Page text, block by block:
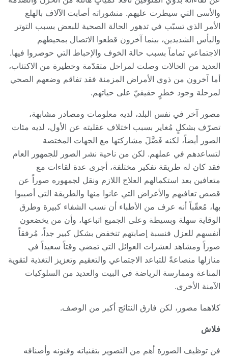
والأسى التي سيطرت عليهم. منشوراته أصابت الآلاف بالهلع
الأمر الذي تسبّب في تدهور الحالة الصحية للبعض بسبب التوتر
واليأس الشديدين، بينما آخرون قطعوا الاتصال بمحيطهم
الاجتماعي تماماً بسبب حالة الخوف والإحباط التي حوصروا فيها.
العديد من الحالات وصلت لمراحل متقدّمة وخطيرة من الاكتئاب،
أما آخرون من ذوي الأمراض المزمنة فقد تفاقم وضعهم الصحي
لمرحلة وجود خطرٍ حقيقيّ على حياتهم.
مصور آخر في نفس البلد، لديه معلومات ومصادر مشابهة،
تصرّف بشكلٍ مُغاير بسبب اختلاف عقليته عن الأول، لديه مئات
الصور أيضاً، لكنه فَضَّلَ مشاركتها مع الجهات المختصة
لتساعدهم في عملهم. لكن من ناحية نشر الصور للجمهور العام
فقد كان له طريقة تفكير مختلفة، أجرى عدة لقاءات مع
متعافين بعد استكمالهم العلاج اللازم ونقل لجمهوره صوراً عن
قصص تعافيهم والأعراض التي عانوا منها والطريقة التي أصيبوا
بها، مُعقّباً أنه عرف من الأطباء أن نسب الشفاء كبيرة وطرق
الوقاية سهلة وبسيطة وعلى الجميع اتباعها، وأن من يخضعون
أنفسهم للعزل فنسبة إصابتهم تنخفض بشكل كبير جداً، مُرفقاً
صوراً ومشاهد لعشرات العوائل التي تمضي وقتاً سعيداً في
منازلها منصاعةً للتباعد الاجتماعي والتعقيم وتعزيز التغذية لتقوية
المناعة وممارسة الرياضة في البيت والعديد من السلوكيات
الآمنة الأخرى.
كلاهما مصور، لكن فارق النتائج أكبر من الوصف.
فلاش
فن توظيف الصورة أهم من التصوير بتقنياته وفنونه وأصنافه